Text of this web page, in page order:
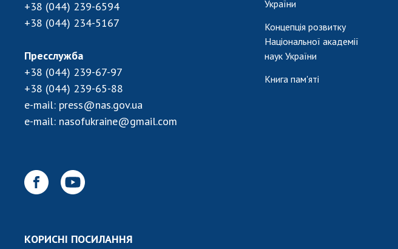
+38 (044) 239-6594
+38 (044) 234-5167
Пресслужба
+38 (044) 239-67-97
+38 (044) 239-65-88
e-mail: press@nas.gov.ua
e-mail: nasofukraine@gmail.com
КОРИСНІ ПОСИЛАННЯ
України
Концепція розвитку
Національної академії
наук України
Книга пам'яті